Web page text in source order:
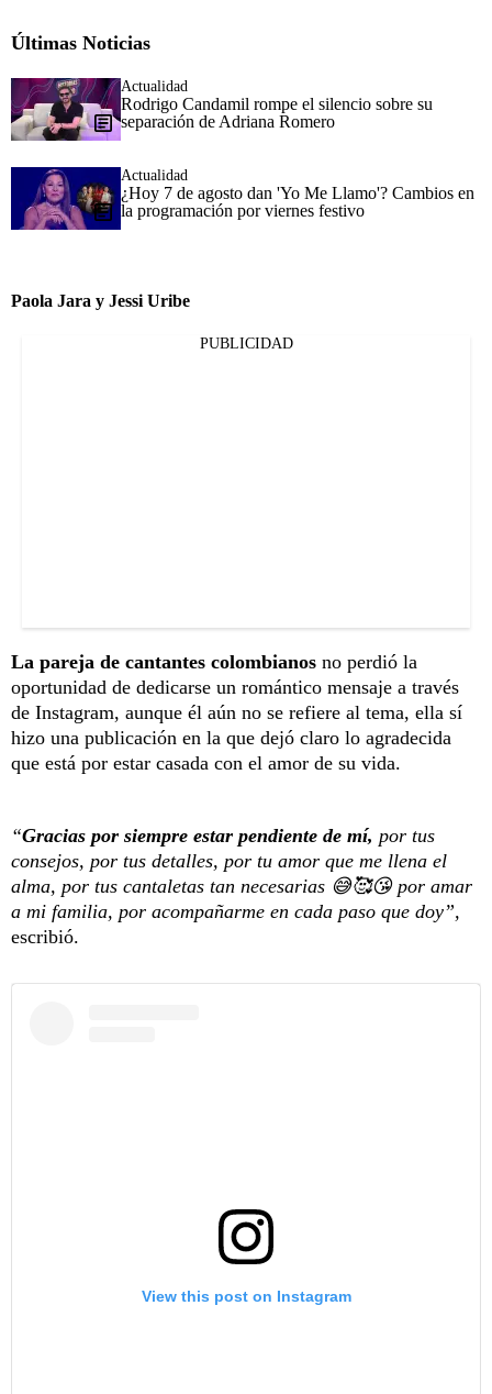
Últimas Noticias
Actualidad
Rodrigo Candamil rompe el silencio sobre su
separación de Adriana Romero
Actualidad
¿Hoy 7 de agosto dan 'Yo Me Llamo'? Cambios en
la programación por viernes festivo
Paola Jara y Jessi Uribe
PUBLICIDAD
La pareja de cantantes colombianos no perdió la
oportunidad de dedicarse un romántico mensaje a través
de Instagram, aunque él aún no se refiere al tema, ella sí
hizo una publicación en la que dejó claro lo agradecida
que está por estar casada con el amor de su vida.
“Gracias por siempre estar pendiente de mí, por tus
consejos, por tus detalles, por tu amor que me llena el
alma, por tus cantaletas tan necesarias 😅🥰😘 por amar
a mi familia, por acompañarme en cada paso que doy”,
escribió.
View this post on Instagram